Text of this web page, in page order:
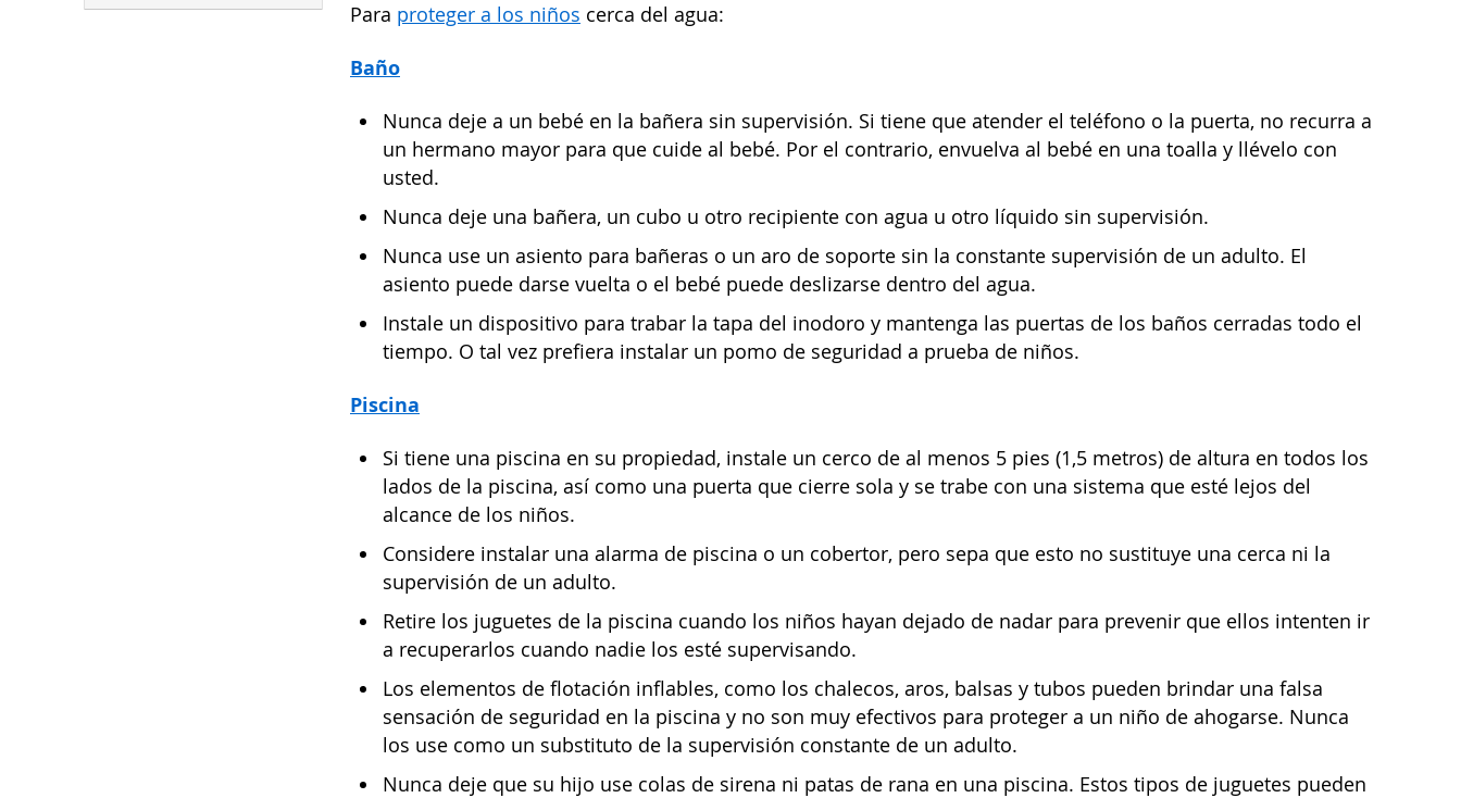
Para proteger a los niños cerca del agua:
Baño
Nunca deje a un bebé en la bañera sin supervisión. Si tiene que atender el teléfono o la puerta, no recurra a
un hermano mayor para que cuide al bebé. Por el contrario, envuelva al bebé en una toalla y llévelo con
usted.
Nunca deje una bañera, un cubo u otro recipiente con agua u otro líquido sin supervisión.
Nunca use un asiento para bañeras o un aro de soporte sin la constante supervisión de un adulto. El
asiento puede darse vuelta o el bebé puede deslizarse dentro del agua.
Instale un dispositivo para trabar la tapa del inodoro y mantenga las puertas de los baños cerradas todo el
tiempo. O tal vez prefiera instalar un pomo de seguridad a prueba de niños.
Piscina
Si tiene una piscina en su propiedad, instale un cerco de al menos 5 pies (1,5 metros) de altura en todos los
lados de la piscina, así como una puerta que cierre sola y se trabe con una sistema que esté lejos del
alcance de los niños.
Considere instalar una alarma de piscina o un cobertor, pero sepa que esto no sustituye una cerca ni la
supervisión de un adulto.
Retire los juguetes de la piscina cuando los niños hayan dejado de nadar para prevenir que ellos intenten ir
a recuperarlos cuando nadie los esté supervisando.
Los elementos de flotación inflables, como los chalecos, aros, balsas y tubos pueden brindar una falsa
sensación de seguridad en la piscina y no son muy efectivos para proteger a un niño de ahogarse. Nunca
los use como un substituto de la supervisión constante de un adulto.
Nunca deje que su hijo use colas de sirena ni patas de rana en una piscina. Estos tipos de juguetes pueden